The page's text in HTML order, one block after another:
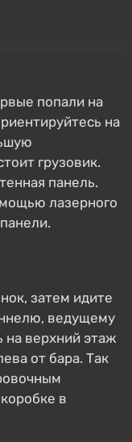
попали на
на
грузовик.
панель.
лазерного
затем идите
ведущему
на верхний этаж
от бара. Так
в